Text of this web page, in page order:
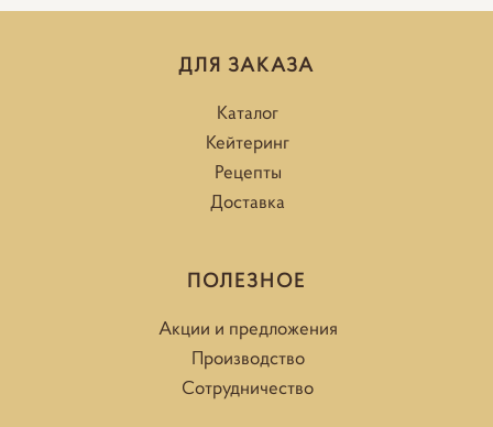
ДЛЯ ЗАКАЗА
Каталог
Кейтеринг
Рецепты
Доставка
ПОЛЕЗНОЕ
Акции и предложения
Производство
Сотрудничество